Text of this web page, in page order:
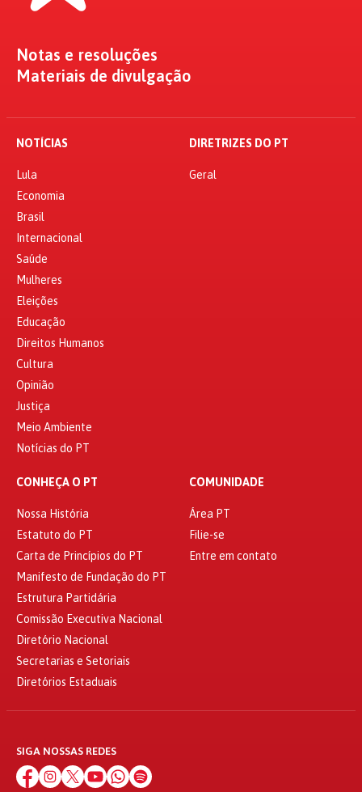
Notas e resoluções
Materiais de divulgação
NOTÍCIAS
Lula
Economia
Brasil
Internacional
Saúde
Mulheres
Eleições
Educação
Direitos Humanos
Cultura
Opinião
Justiça
Meio Ambiente
Notícias do PT
DIRETRIZES DO PT
Geral
CONHEÇA O PT
Nossa História
Estatuto do PT
Carta de Princípios do PT
Manifesto de Fundação do PT
Estrutura Partidária
Comissão Executiva Nacional
Diretório Nacional
Secretarias e Setoriais
Diretórios Estaduais
COMUNIDADE
Área PT
Filie-se
Entre em contato
SIGA NOSSAS REDES